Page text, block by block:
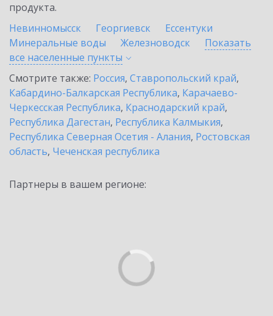
продукта.
Невинномысск
Георгиевск
Ессентуки
Минеральные воды
Железноводск
Показать
все населенные пункты
Смотрите также: Россия, Ставропольский край,
Кабардино-Балкарская Республика, Карачаево-
Черкесская Республика, Краснодарский край,
Республика Дагестан, Республика Калмыкия,
Республика Северная Осетия - Алания, Ростовская
область, Чеченская республика
Партнеры в вашем регионе: